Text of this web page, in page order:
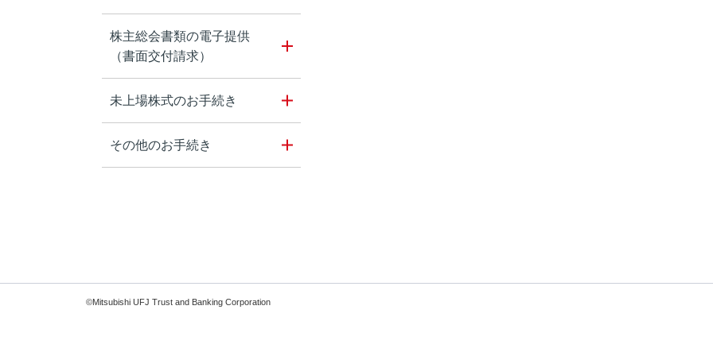
株主総会書類の電子提供
（書面交付請求）
未上場株式のお手続き
その他のお手続き
©Mitsubishi UFJ Trust and Banking Corporation